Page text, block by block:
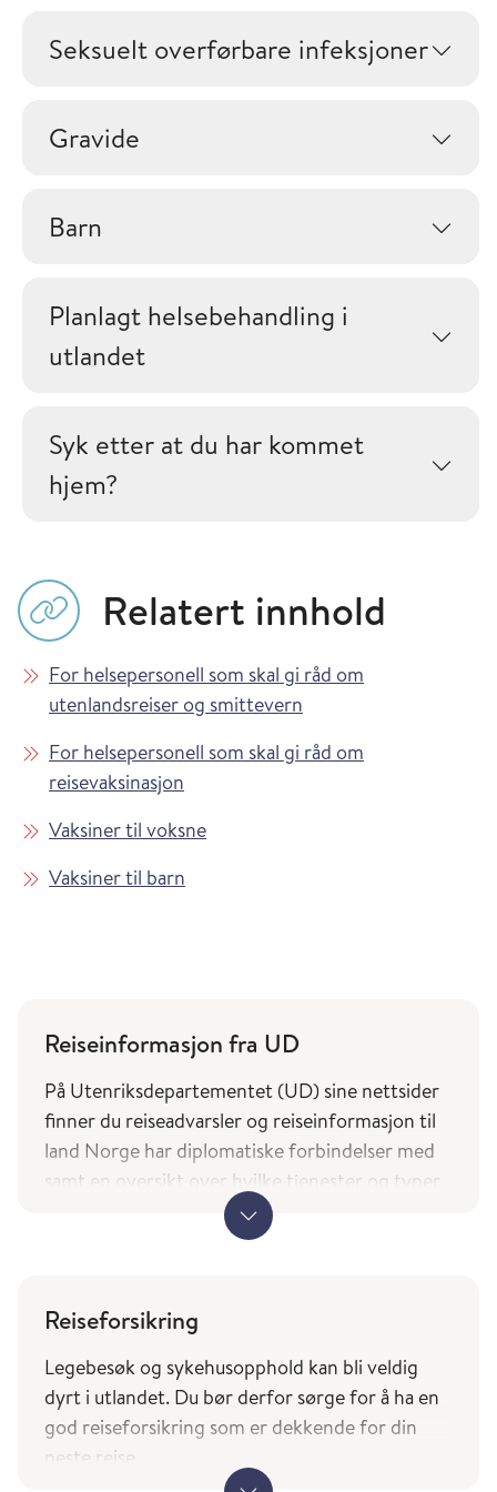
Seksuelt overførbare infeksjoner
Gravide
Barn
Planlagt helsebehandling i
utlandet
Syk etter at du har kommet
hjem?
Relatert innhold
For helsepersonell som skal gi råd om
utenlandsreiser og smittevern
For helsepersonell som skal gi råd om
reisevaksinasjon
Vaksiner til voksne
Vaksiner til barn
Reiseinformasjon fra UD
På Utenriksdepartementet (UD) sine nettsider
finner du reiseadvarsler og reiseinformasjon til
land Norge har diplomatiske forbindelser med
samt en oversikt over hvilke tjenester og typer
bistand norske borgere på reise kan forvente av
Landene du finner i tjenesten Smittevernråd og
reisevaksiner (fhi.no) er basert på UDs liste over
land Norge har diplomatiske forbindelser med.
Reiseforsikring
Legebesøk og sykehusopphold kan bli veldig
dyrt i utlandet. Du bør derfor sørge for å ha en
god reiseforsikring som er dekkende for din
neste reise.